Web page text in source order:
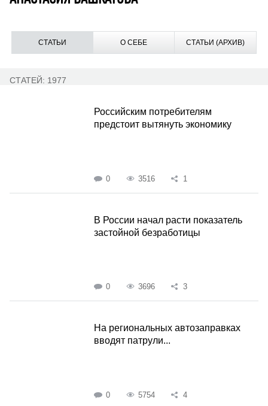
СТАТЬИ О СЕБЕ СТАТЬИ (АРХИВ)
СТАТЕЙ: 1977
Российским потребителям
предстоит вытянуть экономику
0 3516 1
В России начал расти показатель
застойной безработицы
0 3696 3
На региональных автозаправках
вводят патрули...
0 5754 4